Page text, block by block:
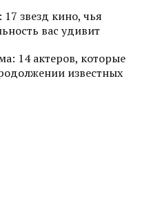
звезд кино, чья
вас удивит
14 актеров, которые
известных